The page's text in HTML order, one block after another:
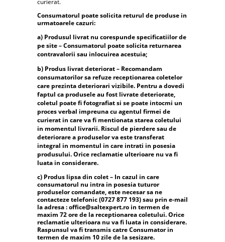
curierat.
Consumatorul poate solicita returul de produse in
urmatoarele cazuri:
a) Produsul livrat nu corespunde specificatiilor de
pe site – Consumatorul poate solicita returnarea
contravalorii sau inlocuirea acestuia;
b) Produs livrat deteriorat – Recomandam
consumatorilor sa refuze receptionarea coletelor
care prezinta deteriorari vizibile. Pentru a dovedi
faptul ca produsele au fost livrate deteriorate,
coletul poate fi fotografiat si se poate intocmi un
proces verbal impreuna cu agentul firmei de
curierat in care va fi mentionata starea coletului
in momentul livrarii. Riscul de pierdere sau de
deteriorare a produselor va este transferat
integral in momentul in care intrati in posesia
produsului. Orice reclamatie ulterioare nu va fi
luata in considerare.
c) Produs lipsa din colet – In cazul in care
consumatorul nu intra in posesia tuturor
produselor comandate, este necesar sa ne
contacteze telefonic (0727 877 193) sau prin e-mail
la adresa : office@saltexpert.ro in termen de
maxim 72 ore de la receptionarea coletului. Orice
reclamatie ulterioara nu va fi luata in considerare.
Raspunsul va fi transmis catre Consumator in
termen de maxim 10 zile de la sesizare.